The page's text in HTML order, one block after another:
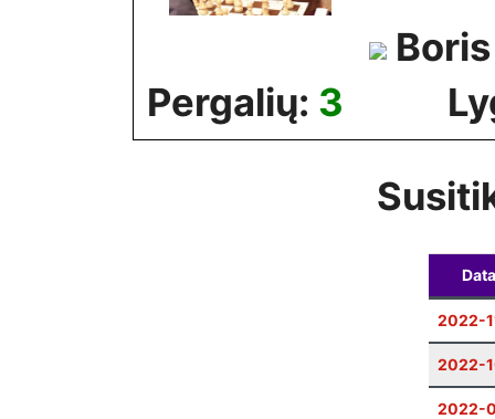
Pergalių: 3
Data
2022-
2022-
2022-